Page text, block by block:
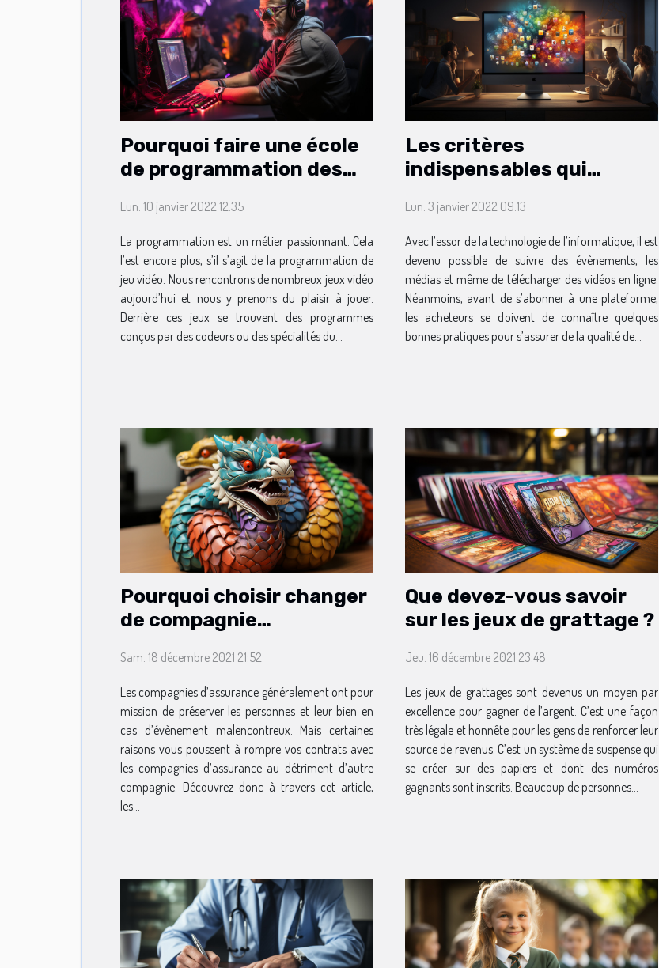
Pourquoi faire une école
de programmation des
Lun. 10 janvier 2022 12:35
La programmation est un métier passionnant. Cela
l’est encore plus, s’il s’agit de la programmation de
jeu vidéo. Nous rencontrons de nombreux jeux vidéo
aujourd’hui et nous y prenons du plaisir à jouer.
Derrière ces jeux se trouvent des programmes
conçus par des codeurs ou des spécialités du...
Les critères
indispensables qui
plateforme de streaming
Lun. 3 janvier 2022 09:13
Avec l’essor de la technologie de l’informatique, il est
devenu possible de suivre des évènements, les
médias et même de télécharger des vidéos en ligne.
Néanmoins, avant de s’abonner à une plateforme,
les acheteurs se doivent de connaître quelques
bonnes pratiques pour s’assurer de la qualité de...
Pourquoi choisir changer
de compagnie
Sam. 18 décembre 2021 21:52
Les compagnies d’assurance généralement ont pour
mission de préserver les personnes et leur bien en
cas d’évènement malencontreux. Mais certaines
raisons vous poussent à rompre vos contrats avec
les compagnies d’assurance au détriment d’autre
compagnie. Découvrez donc à travers cet article,
les...
Que devez-vous savoir
sur les jeux de grattage ?
Jeu. 16 décembre 2021 23:48
Les jeux de grattages sont devenus un moyen par
excellence pour gagner de l’argent. C’est une façon
très légale et honnête pour les gens de renforcer leur
source de revenus. C’est un système de suspense qui
se créer sur des papiers et dont des numéros
gagnants sont inscrits. Beaucoup de personnes...